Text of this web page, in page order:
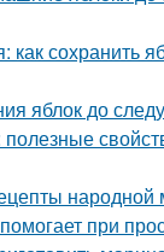
как сохранить
яблок до
полезные
народной
при